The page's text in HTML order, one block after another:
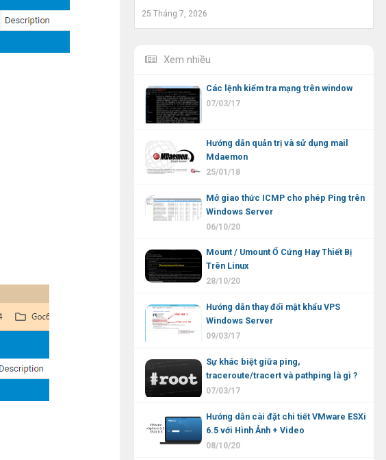
25 Tháng 7, 2026
Xem nhiều
Các lệnh kiểm tra mạng trên window
07/03/17
Hướng dẫn quản trị và sử dụng mail
Mdaemon
25/01/18
Mở giao thức ICMP cho phép Ping trên
Windows Server
06/10/20
Mount / Umount Ổ Cứng Hay Thiết Bị
Trên Linux
28/10/20
Hướng dẫn thay đổi mật khẩu VPS
Windows Server
09/03/17
Sự khác biệt giữa ping,
traceroute/tracert và pathping là gì ?
07/03/17
Hướng dẫn cài đặt chi tiết VMware ESXi
6.5 với Hình Ảnh + Video
08/10/20